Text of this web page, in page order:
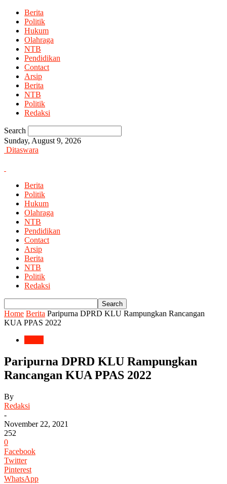
Berita
Politik
Hukum
Olahraga
NTB
Pendidikan
Contact
Arsip
Berita
NTB
Politik
Redaksi
Search
Sunday, August 9, 2026
Ditaswara
Berita
Politik
Hukum
Olahraga
NTB
Pendidikan
Contact
Arsip
Berita
NTB
Politik
Redaksi
Home Berita Paripurna DPRD KLU Rampungkan Rancangan
KUA PPAS 2022
Paripurna DPRD KLU Rampungkan
Rancangan KUA PPAS 2022
By
Redaksi
-
November 22, 2021
252
0
Facebook
Twitter
Pinterest
WhatsApp